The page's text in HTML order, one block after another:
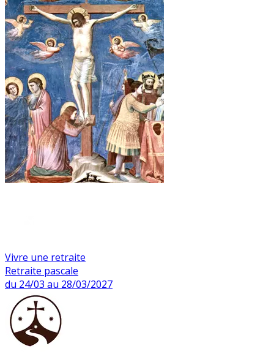
Vivre une retraite
Retraite pascale
du 24/03 au 28/03/2027